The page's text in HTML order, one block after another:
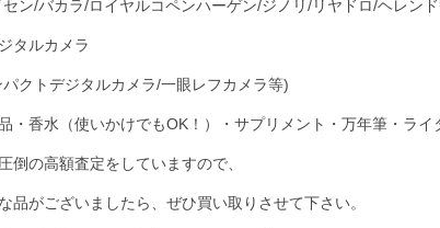
セン/バカラ/ロイヤルコペンハーゲン/ジノリ/リヤドロ/ヘレン
タルカメラ
パクトデジタルカメラ/一眼レフカメラ等)
・香水（使いかけでもOK！）・サプリメント・万年筆・ライ
倒の高額査定をしていますので、
品がございましたら、ぜひ買い取りさせて下さい。